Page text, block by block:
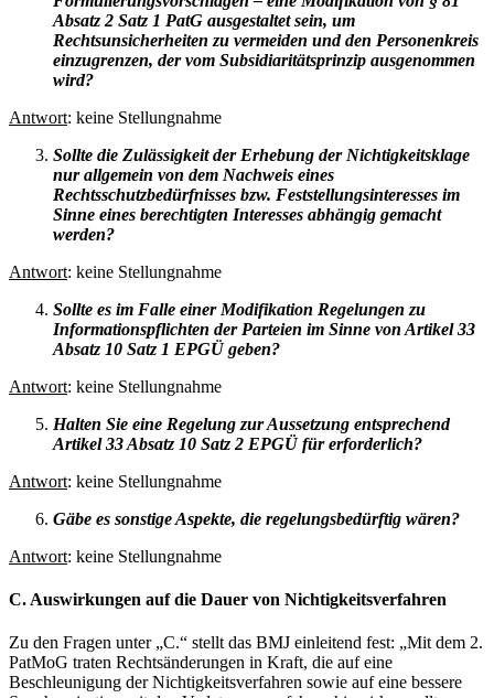
Absatz 2 Satz 1 PatG ausgestaltet sein, um
Rechtsunsicherheiten zu vermeiden und den Personenkreis
einzugrenzen, der vom Subsidiaritätsprinzip ausgenommen
wird?
Antwort: keine Stellungnahme
Sollte die Zulässigkeit der Erhebung der Nichtigkeitsklage
nur allgemein von dem Nachweis eines
Rechtsschutzbedürfnisses bzw. Feststellungsinteresses im
Sinne eines berechtigten Interesses abhängig gemacht
werden?
Antwort: keine Stellungnahme
Sollte es im Falle einer Modifikation Regelungen zu
Informationspflichten der Parteien im Sinne von Artikel 33
Absatz 10 Satz 1 EPGÜ geben?
Antwort: keine Stellungnahme
Halten Sie eine Regelung zur Aussetzung entsprechend
Artikel 33 Absatz 10 Satz 2 EPGÜ für erforderlich?
Antwort: keine Stellungnahme
Gäbe es sonstige Aspekte, die regelungsbedürftig wären?
Antwort: keine Stellungnahme
C. Auswirkungen auf die Dauer von Nichtigkeitsverfahren
Zu den Fragen unter „C.“ stellt das BMJ einleitend fest: „Mit dem 2.
PatMoG traten Rechtsänderungen in Kraft, die auf eine
Beschleunigung der Nichtigkeitsverfahren sowie auf eine bessere